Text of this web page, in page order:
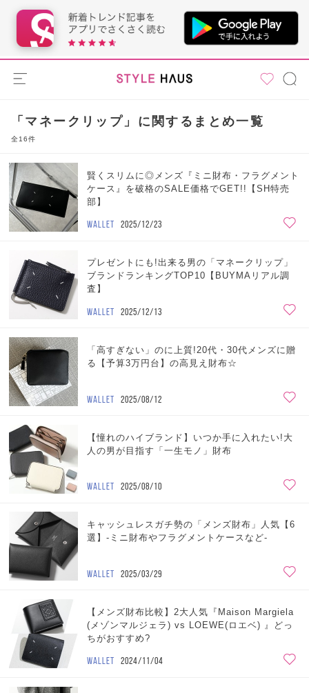
「マネークリップ」に関するまとめ一覧
全16件
賢くスリムに◎メンズ『ミニ財布・フラグメント
ケース』を破格のSALE価格でGET!!【SH特売
部】
WALLET 2025/12/23
プレゼントにも!出来る男の「マネークリップ」
ブランドランキングTOP10【BUYMAリアル調
査】
WALLET 2025/12/13
「高すぎない」のに上質!20代・30代メンズに贈
る【予算3万円台】の高見え財布☆
WALLET 2025/08/12
【憧れのハイブランド】いつか手に入れたい!大
人の男が目指す「一生モノ」財布
WALLET 2025/08/10
キャッシュレスガチ勢の「メンズ財布」人気【6
選】-ミニ財布やフラグメントケースなど-
WALLET 2025/03/29
【メンズ財布比較】2大人気『Maison Margiela
(メゾンマルジェラ) vs LOEWE(ロエベ) 』どっ
ちがおすすめ?
WALLET 2024/11/04